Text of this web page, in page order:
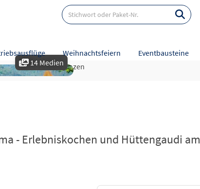
Weihnachtsfeiern Eventbausteine
14 Medien
- Erlebniskochen und Hüttengaudi
Referenzen